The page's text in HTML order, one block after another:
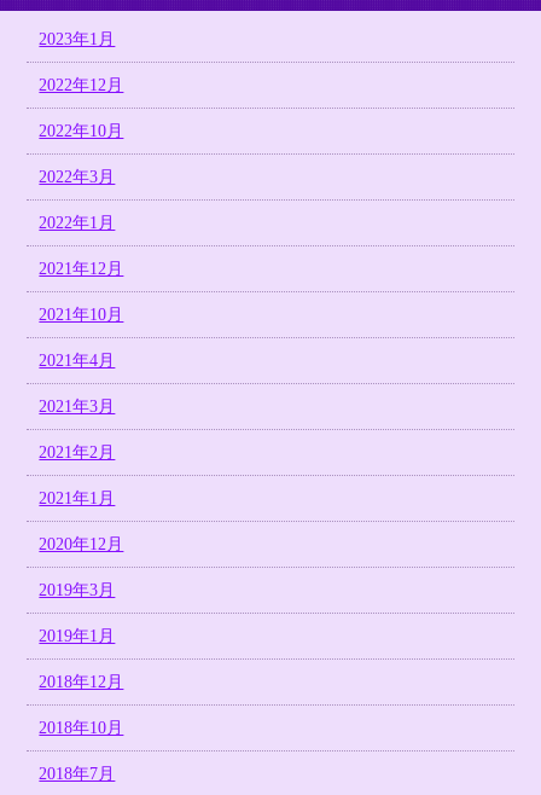
2023年1月
2022年12月
2022年10月
2022年3月
2022年1月
2021年12月
2021年10月
2021年4月
2021年3月
2021年2月
2021年1月
2020年12月
2019年3月
2019年1月
2018年12月
2018年10月
2018年7月